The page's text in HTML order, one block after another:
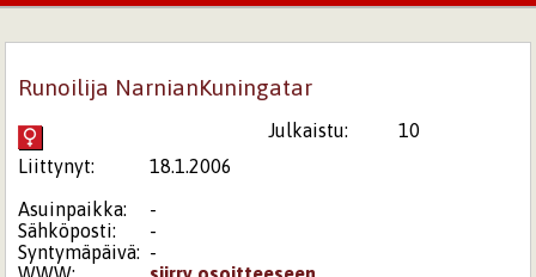
Runoilija NarnianKuningatar
Julkaistu:
10
Liittynyt:
18.1.2006
Asuinpaikka:
-
Sähköposti:
-
Syntymäpäivä: -